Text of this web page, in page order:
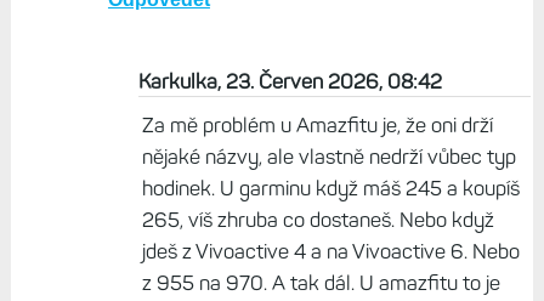
Karkulka, 23. Červen 2026, 08:42
Za mě problém u Amazfitu je, že oni drží
nějaké názvy, ale vlastně nedrží vůbec typ
hodinek. U garminu když máš 245 a koupíš
265, víš zhruba co dostaneš. Nebo když
jdeš z Vivoactive 4 a na Vivoactive 6. Nebo
z 955 na 970. A tak dál. U amazfitu to je